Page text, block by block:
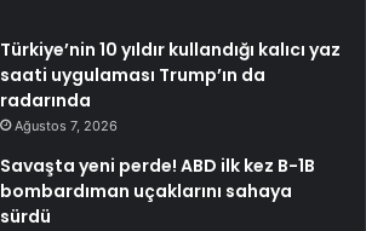
Türkiye’nin 10 yıldır kullandığı kalıcı yaz
saati uygulaması Trump’ın da
radarında
Ağustos 7, 2026
Savaşta yeni perde! ABD ilk kez B-1B
bombardıman uçaklarını sahaya
sürdü